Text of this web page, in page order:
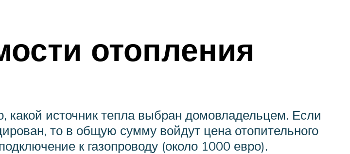
отопления
какой источник тепла выбран домовладельцем. Если
то в общую сумму войдут цена отопительного
к газопроводу (около 1000 евро).